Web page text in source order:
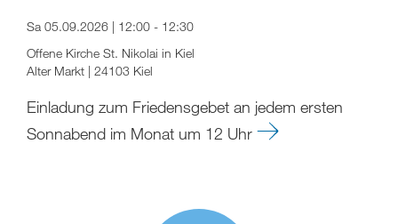
Sa 05.09.2026 | 12:00 - 12:30
Offene Kirche St. Nikolai in Kiel
Alter Markt | 24103 Kiel
Einladung zum Friedensgebet an jedem ersten
Sonnabend im Monat um 12 Uhr